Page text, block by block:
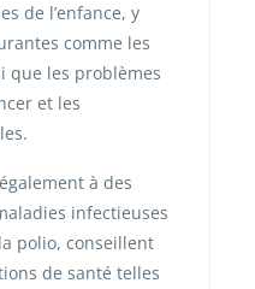
de l’enfance, y
comme les
que les problèmes
et les
à des
infectieuses
polio, conseillent
de santé telles